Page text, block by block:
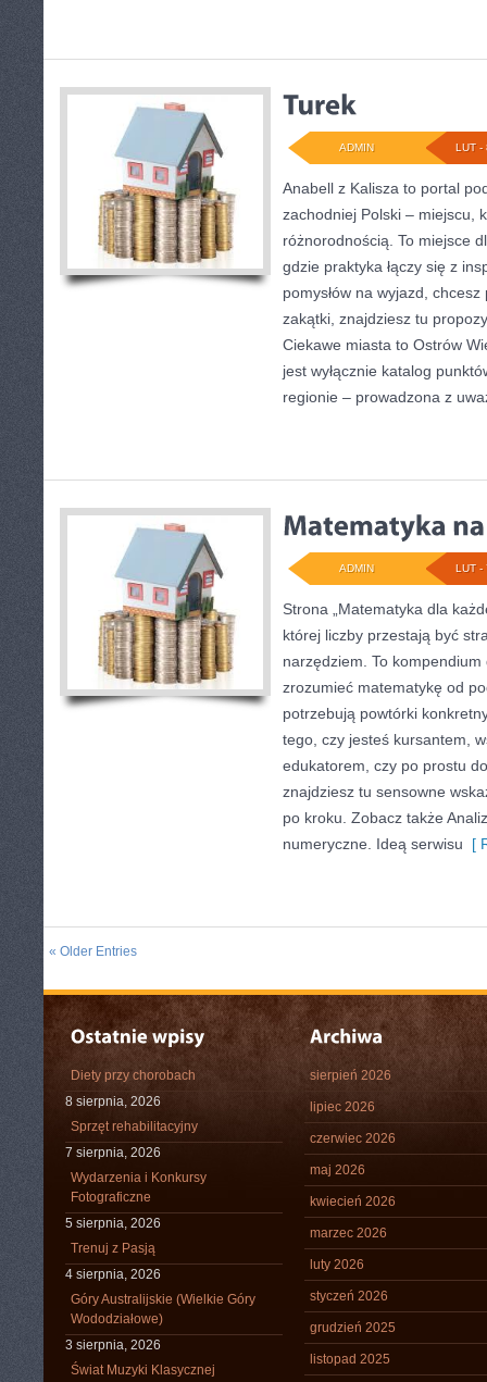
LUT -
ADMIN
Anabell z Kalisza to portal
zachodniej Polski – miejscu,
różnorodnością. To miejsce
gdzie praktyka łączy się z
pomysłów na wyjazd,
zakątki, znajdziesz tu
Ciekawe miasta to Ostrów
jest wyłącznie katalog
regionie – prowadzona z
LUT -
ADMIN
Strona „Matematyka dla
której liczby przestają być
narzędziem. To
zrozumieć matematykę od
potrzebują powtórki
tego, czy jesteś kursantem,
edukatorem, czy po prostu
znajdziesz tu sensowne
po kroku. Zobacz także
numeryczne. Ideą serwisu [
« Older Entries
Diety przy chorobach
8 sierpnia, 2026
Sprzęt rehabilitacyjny
7 sierpnia, 2026
Wydarzenia i Konkursy
Fotograficzne
5 sierpnia, 2026
Trenuj z Pasją
4 sierpnia, 2026
Góry Australijskie (Wielkie Góry
Wododziałowe)
3 sierpnia, 2026
Świat Muzyki Klasycznej
sierpień 2026
lipiec 2026
czerwiec 2026
maj 2026
kwiecień 2026
marzec 2026
luty 2026
styczeń 2026
grudzień 2025
listopad 2025